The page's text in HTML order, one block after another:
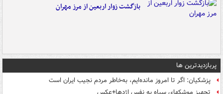
بازگشت زوار اربعین از مرز مهران
پربازدیدترین ها
پزشکیان: اگر تا امروز مانده‌ایم، به‌خاطر مردم نجیب ایران است
تجهیز موشکهای سپاه به نفس اژدها+عکس